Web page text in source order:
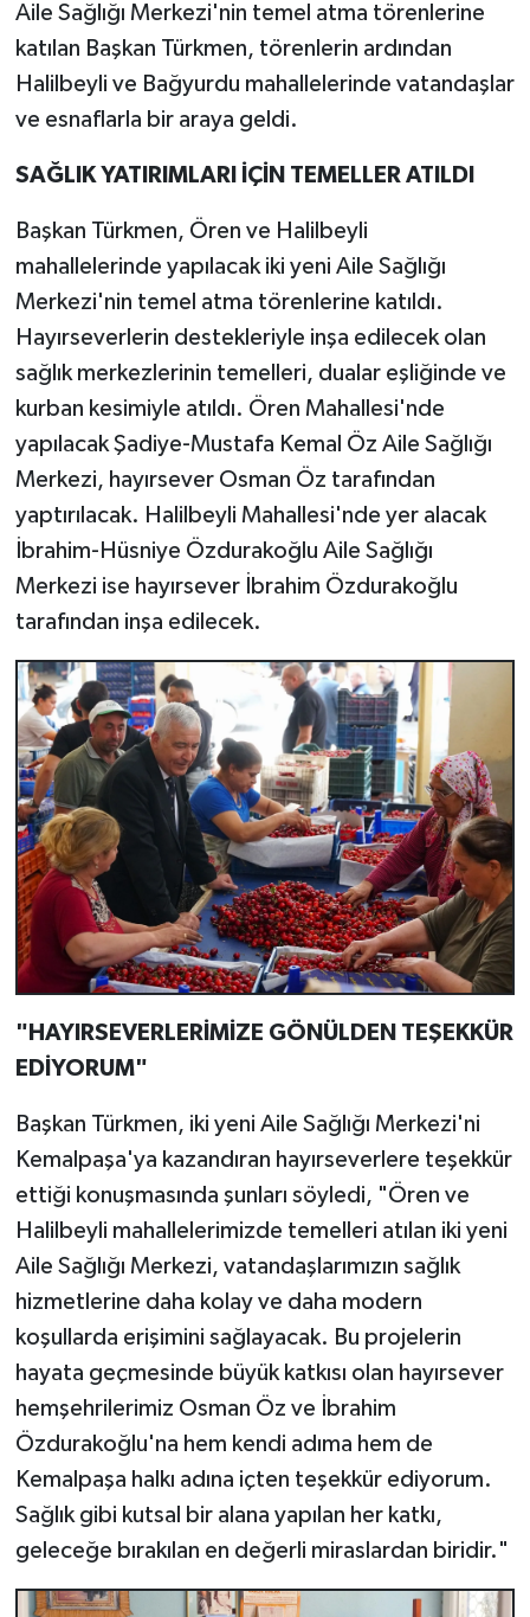
Aile Sağlığı Merkezi'nin temel atma törenlerine
katılan Başkan Türkmen, törenlerin ardından
Halilbeyli ve Bağyurdu mahallelerinde vatandaşlar
ve esnaflarla bir araya geldi.
SAĞLIK YATIRIMLARI İÇİN TEMELLER ATILDI
Başkan Türkmen, Ören ve Halilbeyli
mahallelerinde yapılacak iki yeni Aile Sağlığı
Merkezi'nin temel atma törenlerine katıldı.
Hayırseverlerin destekleriyle inşa edilecek olan
sağlık merkezlerinin temelleri, dualar eşliğinde ve
kurban kesimiyle atıldı. Ören Mahallesi'nde
yapılacak Şadiye-Mustafa Kemal Öz Aile Sağlığı
Merkezi, hayırsever Osman Öz tarafından
yaptırılacak. Halilbeyli Mahallesi'nde yer alacak
İbrahim-Hüsniye Özdurakoğlu Aile Sağlığı
Merkezi ise hayırsever İbrahim Özdurakoğlu
tarafından inşa edilecek.
"HAYIRSEVERLERİMİZE GÖNÜLDEN TEŞEKKÜR
EDİYORUM"
Başkan Türkmen, iki yeni Aile Sağlığı Merkezi'ni
Kemalpaşa'ya kazandıran hayırseverlere teşekkür
ettiği konuşmasında şunları söyledi, "Ören ve
Halilbeyli mahallelerimizde temelleri atılan iki yeni
Aile Sağlığı Merkezi, vatandaşlarımızın sağlık
hizmetlerine daha kolay ve daha modern
koşullarda erişimini sağlayacak. Bu projelerin
hayata geçmesinde büyük katkısı olan hayırsever
hemşehrilerimiz Osman Öz ve İbrahim
Özdurakoğlu'na hem kendi adıma hem de
Kemalpaşa halkı adına içten teşekkür ediyorum.
Sağlık gibi kutsal bir alana yapılan her katkı,
geleceğe bırakılan en değerli miraslardan biridir."